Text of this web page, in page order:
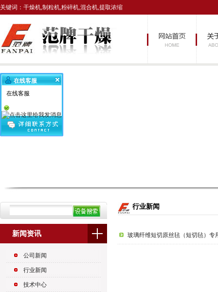
关键词：干燥机,制粒机,粉碎机,混合机,提取浓缩
新闻资讯
公司新闻
行业新闻
技术中心
行业新闻
玻璃纤维短切原丝毡（短切毡）专
在线客服
在线客服